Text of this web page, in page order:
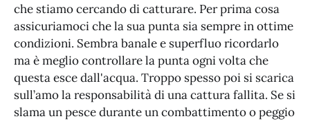
che stiamo cercando di catturare. Per prima cosa
assicuriamoci che la sua punta sia sempre in ottime
condizioni. Sembra banale e superfluo ricordarlo
ma è meglio controllare la punta ogni volta che
questa esce dall'acqua. Troppo spesso poi si scarica
sull’amo la responsabilità di una cattura fallita. Se si
slama un pesce durante un combattimento o peggio